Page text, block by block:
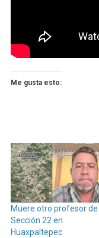
Me gusta esto:
Muere otro profesor de
Sección 22 en
Huaxpaltepec